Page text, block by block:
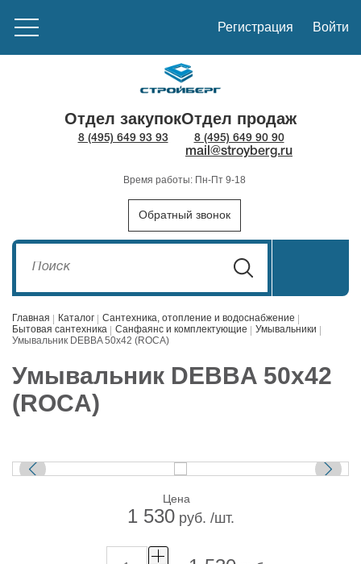
Регистрация Войти
Отдел закупок
8 (495) 649 93 93
Отдел продаж
8 (495) 649 90 90
mail@stroyberg.ru
Время работы: Пн-Пт 9-18
Обратный звонок
Главная Каталог
Сантехника, отопление и водоснабжение
Бытовая сантехника
Санфаянс и комплектующие
Умывальники
Умывальник DEBBA 50х42 (ROCA)
Умывальник DEBBA 50х42
(ROCA)
Цена
1 530руб. /шт.